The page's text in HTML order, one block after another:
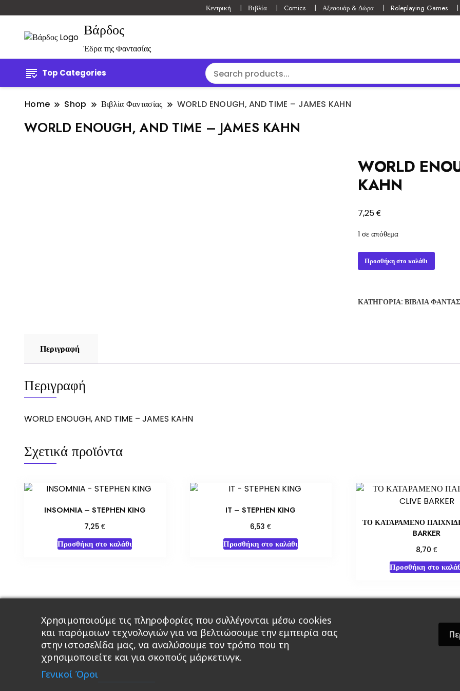
Κεντρική Βιβλία Comics Αξεσουάρ & Δώρα Roleplaying Games
Βάρδος
Έδρα της Φαντασίας
Top Categories
Home Shop Βιβλία Φαντασίας WORLD ENOUGH, AND TIME – JAMES KAHN
WORLD ENOUGH, AND TIME – JAMES KAHN
WORLD
KAHN
7,25€
1 σε απόθεμα
WORLD
ENOUGH,
-
Προσθήκη στο καλάθι
ΚΑΤΗΓΟΡΊΑ: ΒΙΒΛΊΑ
Περιγραφή
Περιγραφή
WORLD ENOUGH, AND TIME – JAMES KAHN
Σχετικά προϊόντα
INSOMNIA – STEPHEN KING
7,25€
Προσθήκη στο καλάθι
IT – STEPHEN KING
6,53€
Προσθήκη στο καλάθι
ΤΟ ΚΑΤΑΡΑΜΕΝΟ
BARKER
8,70€
Προσθήκη στο
Κεντρική Βιβλία Comics Αξεσουάρ & Δώρα Roleplaying Games
A theme by GradientThemes - A theme by Gradient
Χρησιμοποιούμε τις πληροφορίες που συλλέγονται μέσω cookies
και παρόμοιων τεχνολογιών για να βελτιώσουμε την εμπειρία σας
στην ιστοσελίδα μας, να αναλύσουμε τον τρόπο που τη
χρησιμοποιείτε και για σκοπούς μάρκετινγκ.
Γενικοί Όροι